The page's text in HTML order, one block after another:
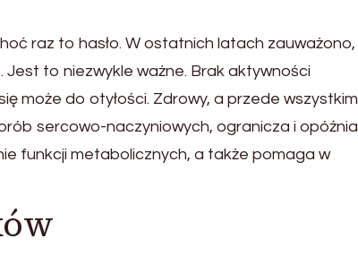
raz to hasło. W ostatnich latach zauważono,
Jest to niezwykle ważne. Brak aktywności
może do otyłości. Zdrowy, a przede wszystkim
sercowo-naczyniowych, ogranicza i opóźnia
funkcji metabolicznych, a także pomaga w